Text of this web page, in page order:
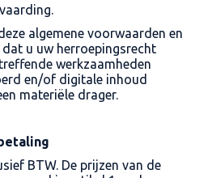
algemene voorwaarden en
u uw herroepingsrecht
werkzaamheden
en/of digitale inhoud
materiële drager.
BTW. De prijzen van de